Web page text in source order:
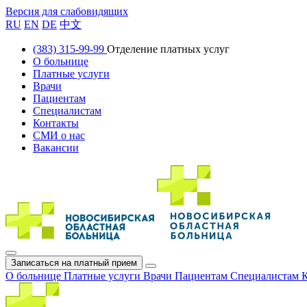
Версия для слабовидящих
RU EN DE 中文
(383) 315-99-99 Отделение платных услуг
О больнице
Платные услуги
Врачи
Пациентам
Специалистам
Контакты
СМИ о нас
Вакансии
Записаться на платный прием
О больнице Платные услуги Врачи Пациентам Специалистам